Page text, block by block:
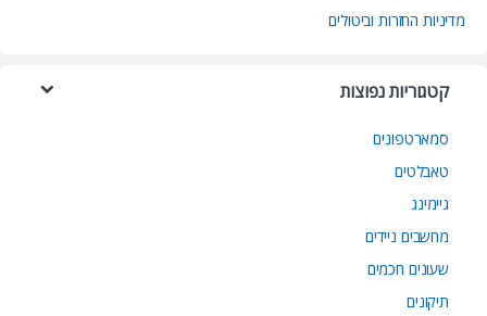
מדיניות החזרות וביטולים
קטגוריות נפוצות
סמארטפונים
טאבלטים
גיימינג
מחשבים ניידים
שעונים חכמים
תיקונים